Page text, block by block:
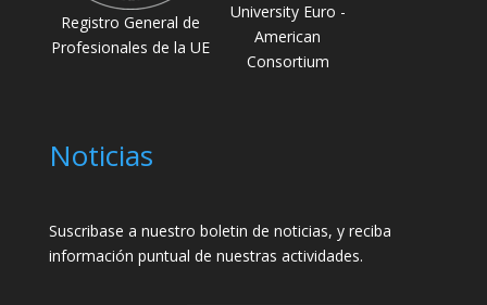
Registro General de
Profesionales de la UE
University Euro -
American
Consortium
Noticias
Suscribase a nuestro boletin de noticias, y reciba
información puntual de nuestras actividades.